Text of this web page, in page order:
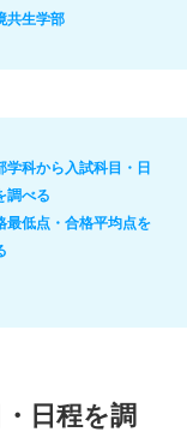
共生学部
学科から入試科目・日
調べる
最低点・合格平均点を
日程を調